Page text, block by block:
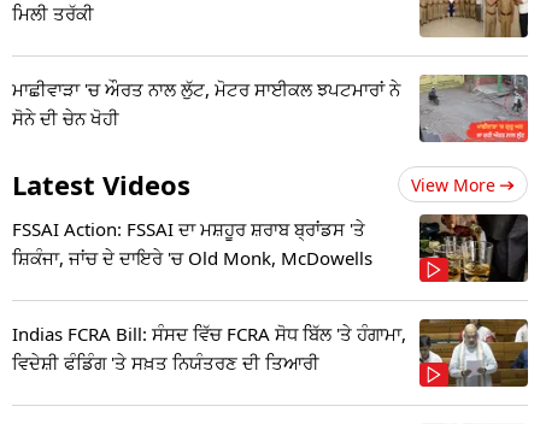
ਮਿਲੀ ਤਰੱਕੀ
ਮਾਛੀਵਾੜਾ 'ਚ ਔਰਤ ਨਾਲ ਲੁੱਟ, ਮੋਟਰ ਸਾਈਕਲ ਝਪਟਮਾਰਾਂ ਨੇ
ਸੋਨੇ ਦੀ ਚੇਨ ਖੋਹੀ
Latest Videos View More
FSSAI Action: FSSAI ਦਾ ਮਸ਼ਹੂਰ ਸ਼ਰਾਬ ਬ੍ਰਾਂਡਸ 'ਤੇ
ਸ਼ਿਕੰਜਾ, ਜਾਂਚ ਦੇ ਦਾਇਰੇ 'ਚ Old Monk, McDowells
Indias FCRA Bill: ਸੰਸਦ ਵਿੱਚ FCRA ਸੋਧ ਬਿੱਲ 'ਤੇ ਹੰਗਾਮਾ,
ਵਿਦੇਸ਼ੀ ਫੰਡਿੰਗ 'ਤੇ ਸਖ਼ਤ ਨਿਯੰਤਰਣ ਦੀ ਤਿਆਰੀ